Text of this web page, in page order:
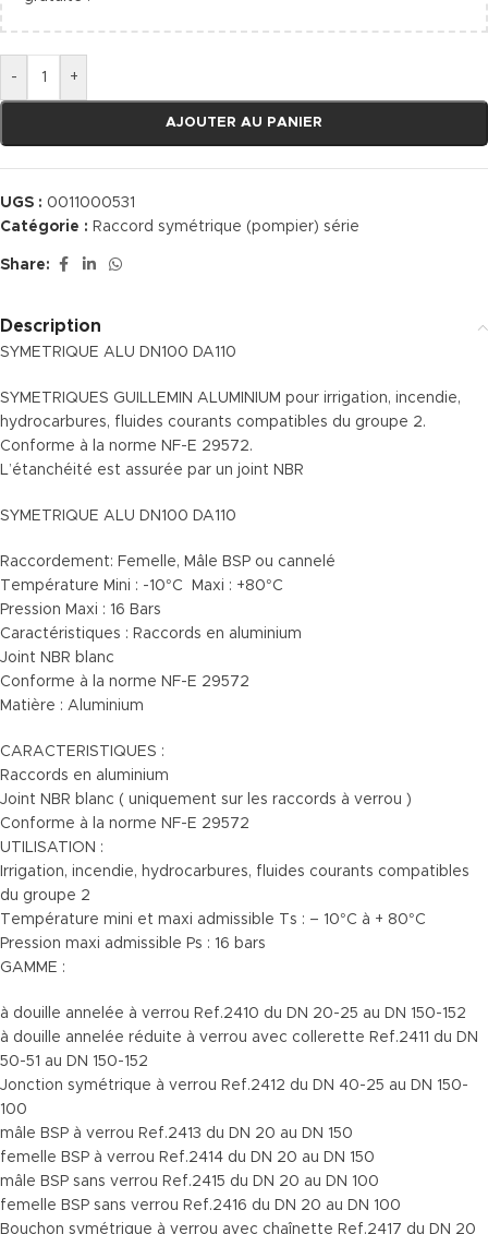
- +
AJOUTER AU PANIER
UGS : 0011000531
Catégorie : Raccord symétrique (pompier) série
Share:
Description
SYMETRIQUE ALU DN100 DA110
SYMETRIQUES GUILLEMIN ALUMINIUM pour irrigation, incendie,
hydrocarbures, fluides courants compatibles du groupe 2.
Conforme à la norme NF-E 29572.
L’étanchéité est assurée par un joint NBR
SYMETRIQUE ALU DN100 DA110
Raccordement: Femelle, Mâle BSP ou cannelé
Température Mini : -10°C Maxi : +80°C
Pression Maxi : 16 Bars
Caractéristiques : Raccords en aluminium
Joint NBR blanc
Conforme à la norme NF-E 29572
Matière : Aluminium
CARACTERISTIQUES :
Raccords en aluminium
Joint NBR blanc ( uniquement sur les raccords à verrou )
Conforme à la norme NF-E 29572
UTILISATION :
Irrigation, incendie, hydrocarbures, fluides courants compatibles
du groupe 2
Température mini et maxi admissible Ts : – 10°C à + 80°C
Pression maxi admissible Ps : 16 bars
GAMME :
à douille annelée à verrou Ref.2410 du DN 20-25 au DN 150-152
à douille annelée réduite à verrou avec collerette Ref.2411 du DN
50-51 au DN 150-152
Jonction symétrique à verrou Ref.2412 du DN 40-25 au DN 150-
100
mâle BSP à verrou Ref.2413 du DN 20 au DN 150
femelle BSP à verrou Ref.2414 du DN 20 au DN 150
mâle BSP sans verrou Ref.2415 du DN 20 au DN 100
femelle BSP sans verrou Ref.2416 du DN 20 au DN 100
Bouchon symétrique à verrou avec chaînette Ref.2417 du DN 20